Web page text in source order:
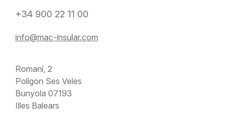
+34 900 22 11 00
info@mac-insular.com
Romaní, 2
Polígon Ses Veles
Bunyola 07193
Illes Balears